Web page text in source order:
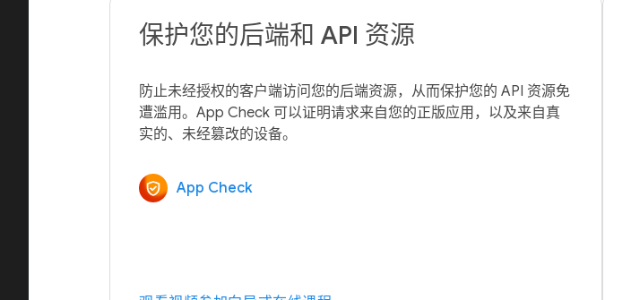
保护您的后端和 API 资源
防止未经授权的客户端访问您的后端资源，从而保护您的 API 资源免
遭滥用。App Check 可以证明请求来自您的正版应用，以及来自真
App Check